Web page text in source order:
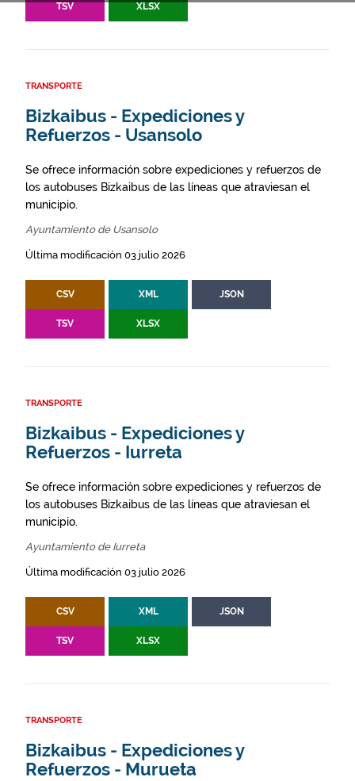
TSV XLSX
TRANSPORTE
Bizkaibus - Expediciones y
Refuerzos - Usansolo
Se ofrece información sobre expediciones y refuerzos de
los autobuses Bizkaibus de las líneas que atraviesan el
municipio.
Ayuntamiento de Usansolo
Última modificación 03 julio 2026
CSV XML JSON
TSV XLSX
TRANSPORTE
Bizkaibus - Expediciones y
Refuerzos - Iurreta
Se ofrece información sobre expediciones y refuerzos de
los autobuses Bizkaibus de las líneas que atraviesan el
municipio.
Ayuntamiento de Iurreta
Última modificación 03 julio 2026
CSV XML JSON
TSV XLSX
TRANSPORTE
Bizkaibus - Expediciones y
Refuerzos - Murueta